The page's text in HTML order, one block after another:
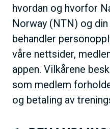
hvordan og hvorfor
Norway (NTN) og
behandler
våre nettsider,
appen. Vilkårene
som medlem
og betaling av